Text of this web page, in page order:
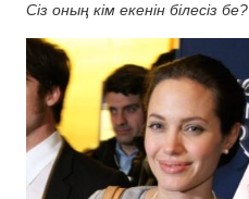
Сіз оның кім екенін білесіз бе?